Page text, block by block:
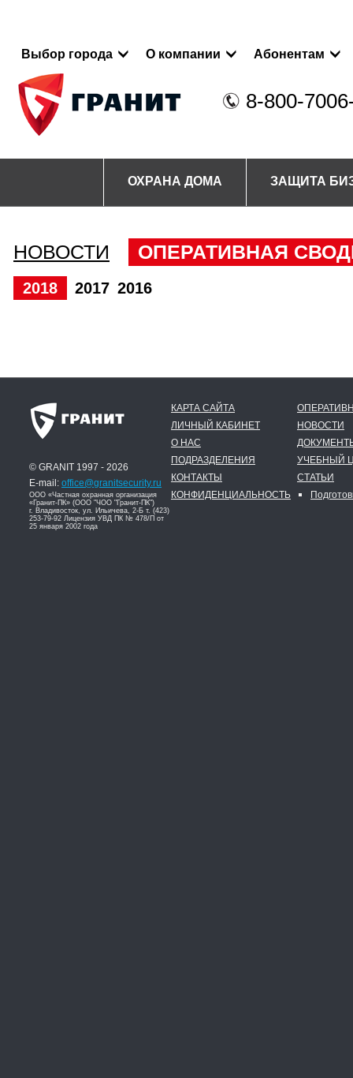
Выбор города О компании Абонентам
8-800-
ОХРАНА ДОМА ЗАЩИТА
НОВОСТИ ОПЕРАТИВНАЯ
2018 2017 2016
© GRANIT 1997 - 2026
E-mail: office@granitsecurity.ru
ООО «Частная охранная организация
«Гранит-ПК» (ООО "ЧОО "Гранит-ПК")
г. Владивосток, ул. Ильичева, 2-Б т. (423)
253-79-92 Лицензия УВД ПК № 478/П от
25 января 2002 года
КАРТА САЙТА
ЛИЧНЫЙ КАБИНЕТ
О НАС
ПОДРАЗДЕЛЕНИЯ
КОНТАКТЫ
КОНФИДЕНЦИАЛЬНОСТЬ
НОВОСТИ
УЧЕБНЫЙ
СТАТЬИ